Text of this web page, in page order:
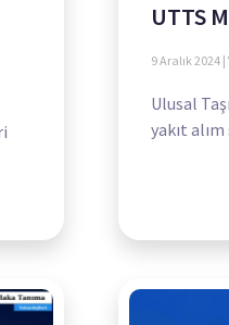
UTTS
9 Aralık 2024
Ulusal
yakıt